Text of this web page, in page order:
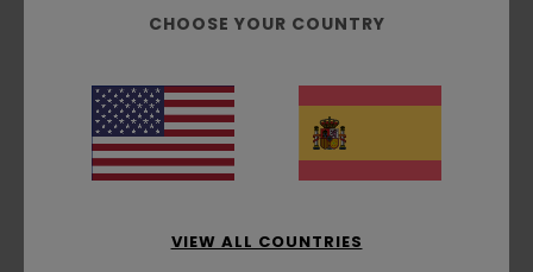
Mostrar original - Français
Comodidad: 5/5 Relación calidad-precio
perfectaMaterial: 5/5 Color
Recomiendo este producto
5/5
CHOOSE YOUR COUNTRY
VIEW ALL COUNTRIES